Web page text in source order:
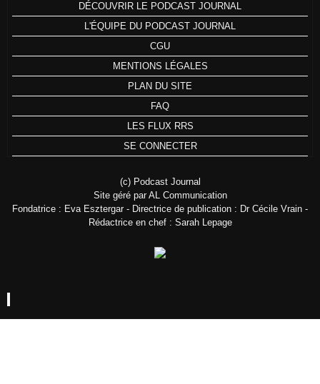
DÉCOUVRIR LE PODCAST JOURNAL
L'ÉQUIPE DU PODCAST JOURNAL
CGU
MENTIONS LÉGALES
PLAN DU SITE
FAQ
LES FLUX RRS
SE CONNECTER
(c) Podcast Journal
Site géré par AL Communication
Fondatrice : Eva Esztergar - Directrice de publication : Dr Cécile Vrain -
Rédactrice en chef : Sarah Lepage